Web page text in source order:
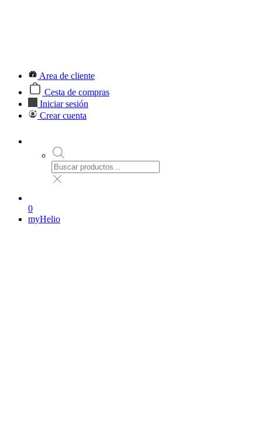
Area de cliente
Cesta de compras
Iniciar sesión
Crear cuenta
0
myHelio